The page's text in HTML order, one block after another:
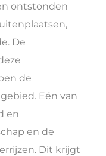
ontstonden
De
de
Eén van
en
en de
Dit krijgt